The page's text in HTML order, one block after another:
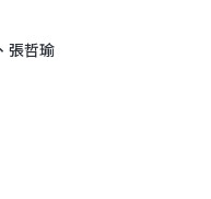
張哲瑜